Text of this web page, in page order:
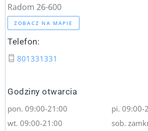
Radom 26-600
ZOBACZ NA MAPIE
Telefon:
801331331
Godziny otwarcia
pon. 09:00-21:00
wt. 09:00-21:00
pi. 09:00-
sob.